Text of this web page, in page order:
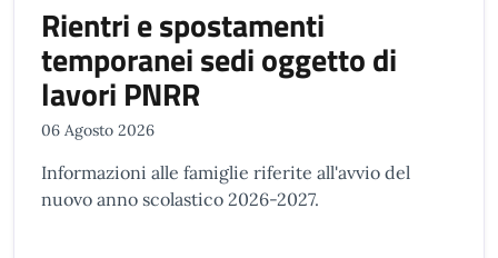
Rientri e spostamenti
temporanei sedi oggetto di
lavori PNRR
06 Agosto 2026
Informazioni alle famiglie riferite all'avvio del
nuovo anno scolastico 2026-2027.